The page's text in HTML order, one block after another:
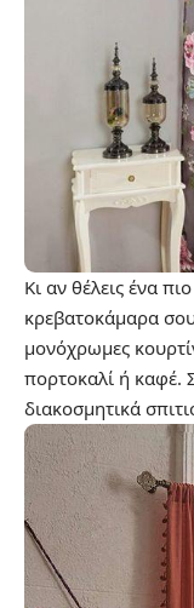
Κι αν θέλεις ένα
κρεβατοκάμαρα
μονόχρωμες
πορτοκαλί ή καφέ.
διακοσμητικά